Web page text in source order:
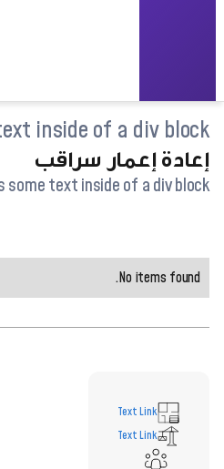
inside of a div block.
إعادة إعمار سراقب
some text inside of a div block.
No items found.
Text Link
Text Link